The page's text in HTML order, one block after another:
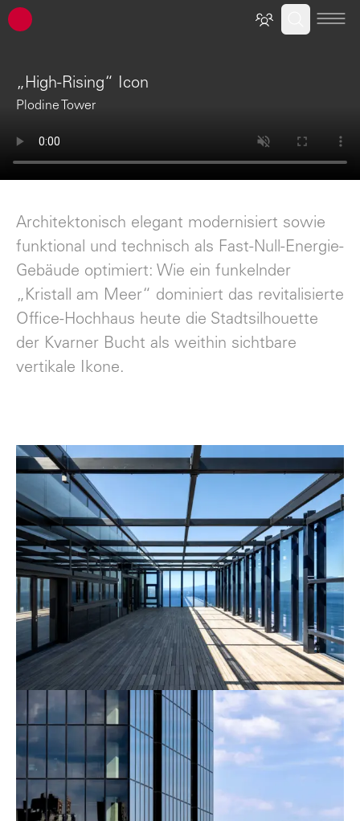
ATP Architekten Ingenieure
„High-Rising“ Icon
Plodine Tower
Architektonisch elegant modernisiert sowie
funktional und technisch als Fast-Null-Energie-
Gebäude optimiert: Wie ein funkelnder
„Kristall am Meer“ dominiert das revitalisierte
Office-Hochhaus heute die Stadtsilhouette
der Kvarner Bucht als weithin sichtbare
vertikale Ikone.